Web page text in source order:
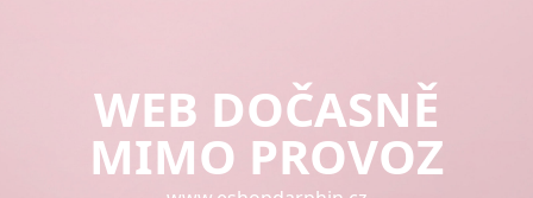
WEB DOČASNĚ
MIMO PROVOZ